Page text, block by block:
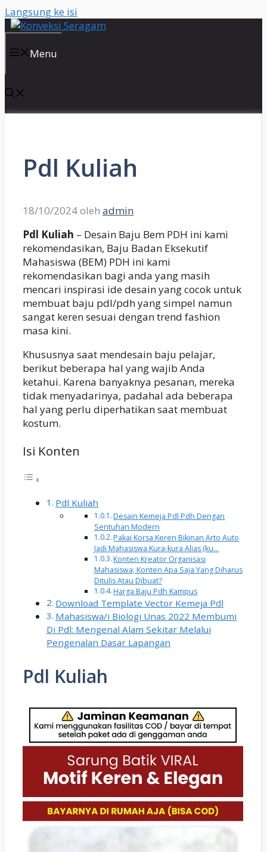
Langsung ke isi
Menu
Pdl Kuliah
18/10/2024oleh admin
Pdl Kuliah – Desain Baju Bem PDH ini kami
rekomendasikan, Baju Badan Eksekutif
Mahasiswa (BEM) PDH ini kami
rekomendasikan bagi anda yang masih
mencari inspirasi ide desain yang cocok untuk
membuat baju pdl/pdh yang simpel namun
sangat keren sesuai dengan trend fashion
masa kini.
Khususnya saat mendesain baju pelajar,
berikut beberapa hal yang wajib Anda
ketahui. Karena banyaknya pesanan, mereka
tidak menyadarinya, padahal ada beberapa
hal yang perlu diperhatikan saat membuat
kostum.
Isi Konten
Pdl Kuliah
Desain Kemeja Pdl Pdh Dengan
Sentuhan Modern
Pakai Korsa Keren Bikinan Arto Auto
Jadi Mahasiswa Kura-kura Alias (ku…
Konten Kreator Organisasi
Mahasiswa; Konten Apa Saja Yang Diharus
Ditulis Atau Dibuat?
Harga Baju Pdh Kampus
Download Template Vector Kemeja Pdl
Mahasiswa/i Biologi Unas 2022 Membumi
Di Pdl: Mengenal Alam Sekitar Melalui
Pengenalan Dasar Lapangan
Pdl Kuliah